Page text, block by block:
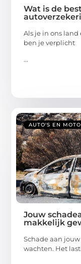
Wat is de
Als je in ons
ben je verplicht
...
AUTO'S EN
Jouw
makkelijk
Schade aan
wachten. Het